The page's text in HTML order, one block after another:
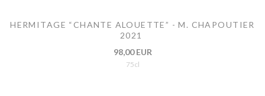
HERMITAGE “CHANTE ALOUETTE” - M. CHAPOUTIER
2021
98,00 EUR
75cl